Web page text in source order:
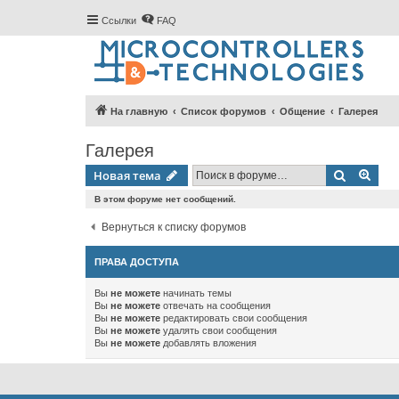
Ссылки FAQ
На главную Список форумов Общение Галерея
Галерея
Новая тема Поиск
В этом форуме нет сообщений.
Вернуться к списку форумов
ПРАВА ДОСТУПА
Вы не можете начинать темы
Вы не можете отвечать на сообщения
Вы не можете редактировать свои сообщения
Вы не можете удалять свои сообщения
Вы не можете добавлять вложения